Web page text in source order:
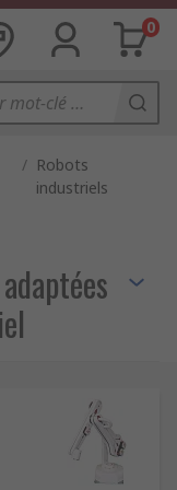
0
/ Robots
industriels
dans de
l’industrie
française
de réaliser